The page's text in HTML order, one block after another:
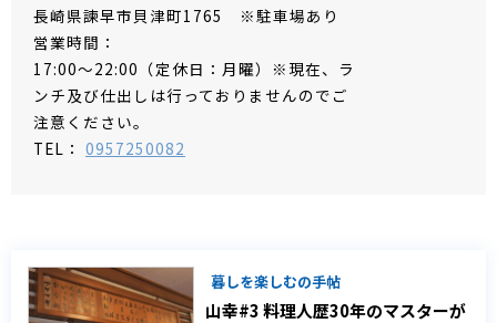
長崎県諫早市貝津町1765 ※駐車場あり
営業時間：
17:00～22:00（定休日：月曜）※現在、ラ
ンチ及び仕出しは行っておりませんのでご
注意ください。
TEL： 0957250082
暮しを楽しむの手帖
山幸#3 料理人歴30年のマスターが